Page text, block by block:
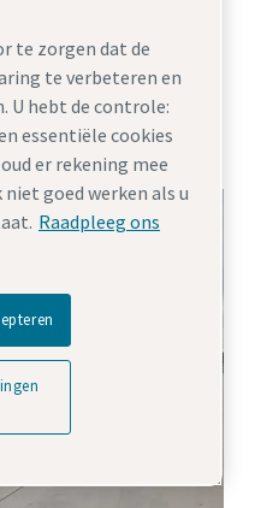
and-steam"-
gemaakt met de
Rental! De 8T-unit
units met de
stoomvraa...
te zorgen dat de
te verbeteren en
U hebt de controle:
essentiële cookies
er rekening mee
goed werken als u
Raadpleeg ons